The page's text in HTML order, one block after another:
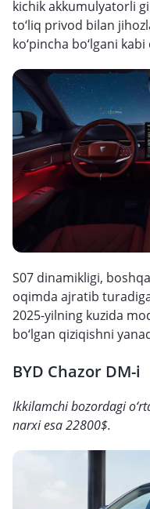
kichik akkumulyatorli
to‘liq privod bilan
ko‘pincha bo‘lgani
S07 dinamikligi,
oqimda ajratib
2025-yilning kuzida
bo‘lgan qiziqishni
BYD Chazor DM-i
Ikkilamchi bozordagi
narxi esa 22800$.